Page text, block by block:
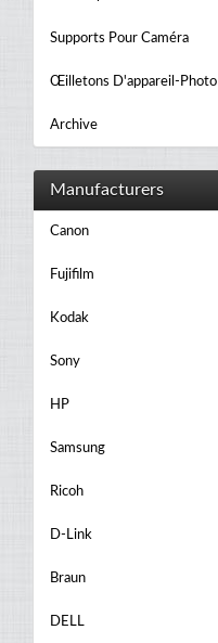
Supports Pour Caméra
Œilletons D'appareil-Photo
Archive
Manufacturers
Canon
Fujifilm
Kodak
Sony
HP
Samsung
Ricoh
D-Link
Braun
DELL